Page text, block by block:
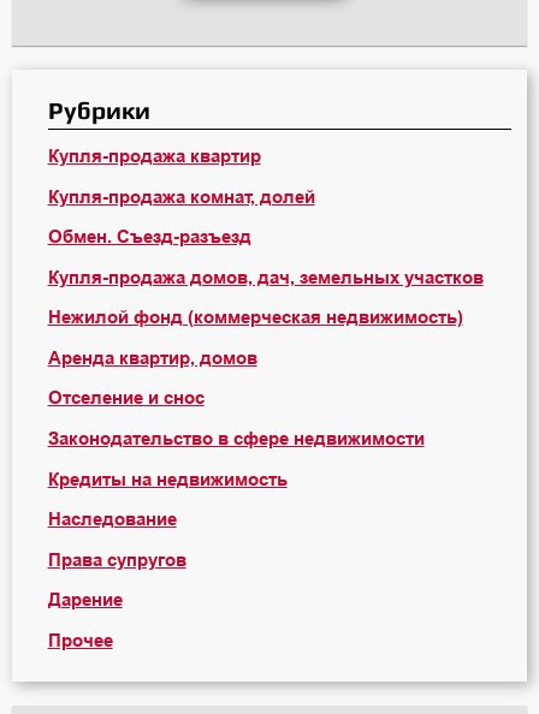
Рубрики
Купля-продажа квартир
Купля-продажа комнат, долей
Обмен. Съезд-разъезд
Купля-продажа домов, дач, земельных участков
Нежилой фонд (коммерческая недвижимость)
Аренда квартир, домов
Отселение и снос
Законодательство в сфере недвижимости
Кредиты на недвижимость
Наследование
Права супругов
Дарение
Прочее